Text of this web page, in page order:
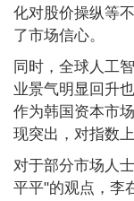
化对股价操纵等
了市场信心。
同时，全球人工
业景气明显回升
作为韩国资本市
现突出，对指数
对于部分市场人
平平"的观点，李